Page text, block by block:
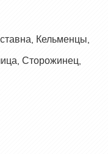
Кельменцы
Сторожинец